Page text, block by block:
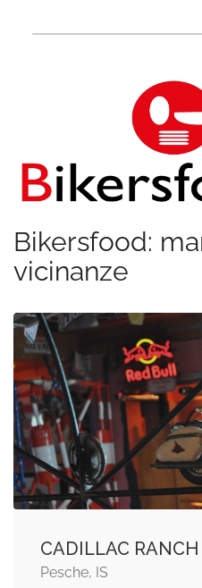
Bikersfood:
vicinanze
CADILLAC RANCH
Pesche, IS